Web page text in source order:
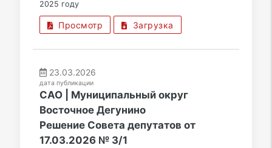
2025 году
Просмотр Загрузка
23.03.2026
дата публикации
САО | Муниципальный округ
Восточное Дегунино
Решение Совета депутатов от
17.03.2026 № 3/1